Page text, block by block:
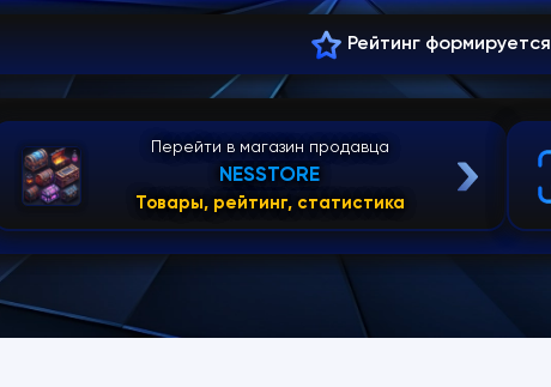
Рейтинг формируется
Перейти в магазин продавца
NESSTORE
Товары, рейтинг, статистика